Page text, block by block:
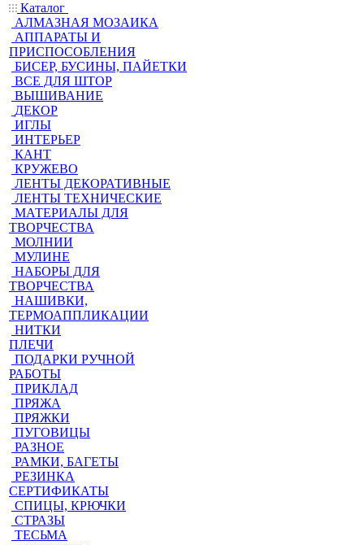
Каталог
АЛМАЗНАЯ МОЗАИКА
АППАРАТЫ И
ПРИСПОСОБЛЕНИЯ
БИСЕР, БУСИНЫ, ПАЙЕТКИ
ВСЕ ДЛЯ ШТОР
ВЫШИВАНИЕ
ДЕКОР
ИГЛЫ
ИНТЕРЬЕР
КАНТ
КРУЖЕВО
ЛЕНТЫ ДЕКОРАТИВНЫЕ
ЛЕНТЫ ТЕХНИЧЕСКИЕ
МАТЕРИАЛЫ ДЛЯ
ТВОРЧЕСТВА
МОЛНИИ
МУЛИНЕ
НАБОРЫ ДЛЯ
ТВОРЧЕСТВА
НАШИВКИ,
ТЕРМОАППЛИКАЦИИ
НИТКИ
ПЛЕЧИ
ПОДАРКИ РУЧНОЙ
РАБОТЫ
ПРИКЛАД
ПРЯЖА
ПРЯЖКИ
ПУГОВИЦЫ
РАЗНОЕ
РАМКИ, БАГЕТЫ
РЕЗИНКА
СЕРТИФИКАТЫ
СПИЦЫ, КРЮЧКИ
СТРАЗЫ
ТЕСЬМА